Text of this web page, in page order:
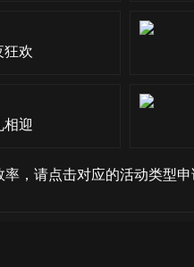
狂欢
相迎
率，请点击对应的活动类型